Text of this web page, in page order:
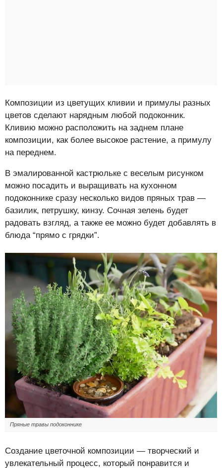
Композиции из цветущих кливии и примулы разных
цветов сделают нарядным любой подоконник.
Кливию можно расположить на заднем плане
композиции, как более высокое растение, а примулу
на переднем.
В эмалированной кастрюльке с веселым рисунком
можно посадить и выращивать на кухонном
подоконнике сразу несколько видов пряных трав —
базилик, петрушку, кинзу. Сочная зелень будет
радовать взгляд, а также ее можно будет добавлять в
блюда “прямо с грядки”.
Пряные травы подоконнике
Создание цветочной композиции — творческий и
увлекательный процесс, который понравится и